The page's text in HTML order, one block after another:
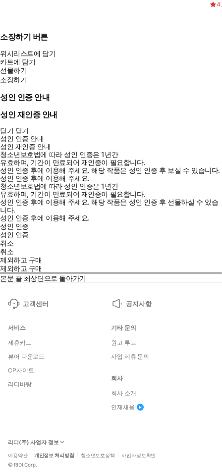
소장하기 버튼
위시리스트에 담기
카트에 담기
선물하기
소장하기
성인 인증 안내
성인 재인증 안내
닫기 닫기
성인 인증 안내
성인 재인증 안내
청소년보호법에 따라 성인 인증은 1년간
유효하며, 기간이 만료되어 재인증이 필요합니다.
성인 인증 후에 이용해 주세요.해당 작품은 성인 인증 후 보실 수 있습니다.
성인 인증 후에 이용해 주세요.
청소년보호법에 따라 성인 인증은 1년간
유효하며, 기간이 만료되어 재인증이 필요합니다.
성인 인증 후에 이용해 주세요.해당 작품은 성인 인증 후 선물하실 수 있습
니다.
성인 인증 후에 이용해 주세요.
성인 인증
성인 인증
취소
취소
제외하고 구매
제외하고 구매
본문 끝 최상단으로 돌아가기
고객센터 공지사항
서비스
제휴카드
뷰어 다운로드
CP사이트
리디바탕
기타 문의
원고 투고
사업 제휴 문의
회사
회사 소개
인재채용
리디(주) 사업자 정보
이용약관 개인정보 처리방침 청소년보호정책 사업자정보확인
© RIDI Corp.